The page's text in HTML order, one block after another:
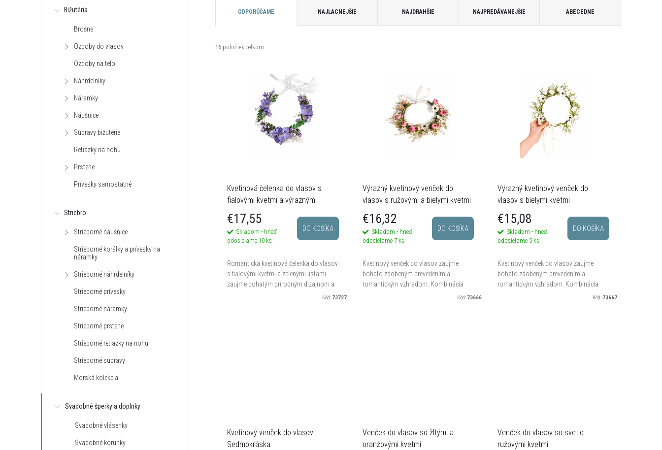
Bižutéria
Brošne
Ozdoby do vlasov
Ozdoby na telo
Náhrdelníky
Náramky
Náušnice
Súpravy bižutérie
Retiazky na nohu
Prstene
Prívesky samostatné
Striebro
Strieborné náušnice
Strieborné korálky a prívesky na
náramky
Strieborné náhrdelníky
Strieborné prívesky
Strieborné náramky
Strieborné prstene
Strieborné retiazky na nohu
Strieborné súpravy
Morská kolekcia
Svadobné šperky a doplnky
Svadobné vlásenky
Svadobné korunky
ODPORÚČAME NAJLACNEJŠIE NAJDRAHŠIE NAJPREDÁVANEJŠIE ABECEDNE
16 položiek celkom
Kvetinová čelenka do vlasov s
fialovými kvetmi a výraznými
zelenými listami
€17,55
Skladom - hneď
odosielame 10 ks
DO KOŠÍKA
Romantická kvetinová čelenka do vlasov
s fialovými kvetmi a zelenými listami
zaujme bohatým prírodným dizajnom a
precíznym spracovaním. Jemné kvetyKód: 73727
Výrazný kvetinový venček do
vlasov s ružovými a bielymi kvetmi
€16,32
Skladom - hneď
odosielame 7 ks
DO KOŠÍKA
Kvetinový venček do vlasov zaujme
bohato zdobeným prevedením a
romantickým vzhľadom. Kombinácia
Kód: 73666
Výrazný kvetinový venček do
vlasov s bielymi kvetmi
€15,08
Skladom - hneď
odosielame 5 ks
DO KOŠÍKA
Kvetinový venček do vlasov zaujme
bohato zdobeným prevedením a
romantickým vzhľadom. Kombinácia
Kód: 73667
Kvetinový venček do vlasov
Sedmokráska
Venček do vlasov so žltými a
oranžovými kvetmi
Venček do vlasov so svetlo
ružovými kvetmi